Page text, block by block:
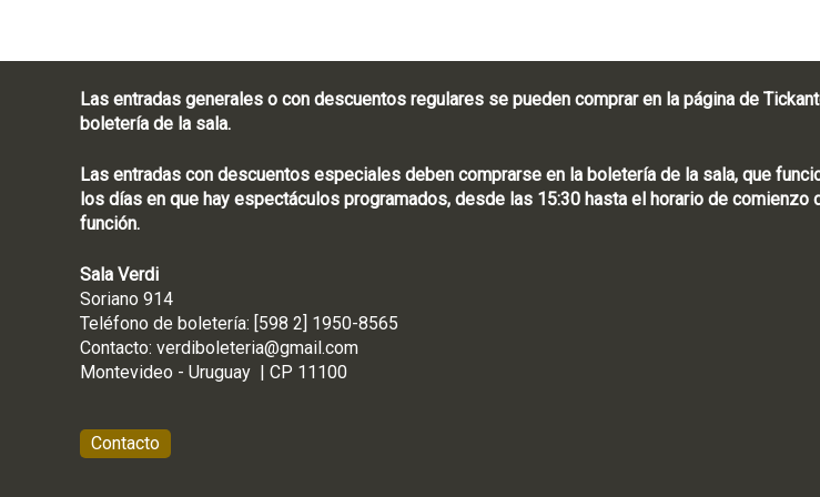
Las entradas generales o con descuentos regulares se pueden comprar en la página de
boletería de la sala.
Las entradas con descuentos especiales deben comprarse en la boletería de la sala, que
los días en que hay espectáculos programados, desde las 15:30 hasta el horario de comienzo
función.
Sala Verdi
Soriano 914
Teléfono de boletería: [598 2] 1950-
Contacto: verdiboleteria@gmail.com
Montevideo - Uruguay | CP
Contacto